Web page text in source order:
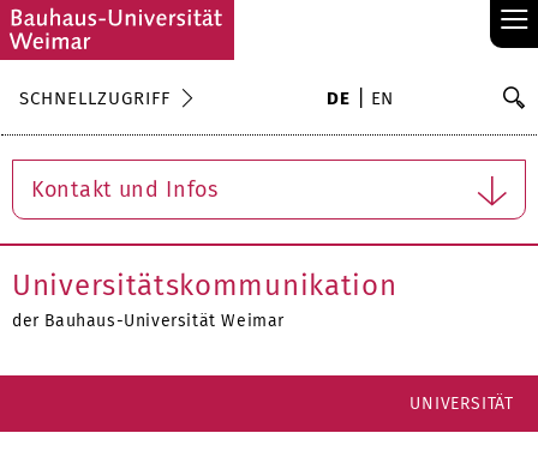
≡
SCHNELLZUGRIFF DE EN
Kontakt und Infos
Universitätskommunikation
der Bauhaus-Universität Weimar
UNIVERSITÄT